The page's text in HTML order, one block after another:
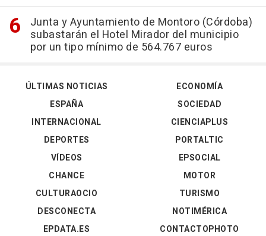
Junta y Ayuntamiento de Montoro (Córdoba)
subastarán el Hotel Mirador del municipio
por un tipo mínimo de 564.767 euros
ÚLTIMAS NOTICIAS
ESPAÑA
INTERNACIONAL
DEPORTES
VÍDEOS
ECONOMÍA
SOCIEDAD
CIENCIAPLUS
PORTALTIC
EPSOCIAL
CHANCE
CULTURAOCIO
DESCONECTA
EPDATA.ES
MOTOR
TURISMO
NOTIMÉRICA
CONTACTOPHOTO